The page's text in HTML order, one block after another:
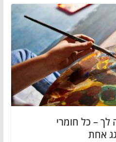
– כל חומרי
אחת